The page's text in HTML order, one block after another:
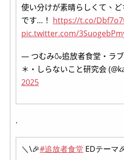
使い分けが素晴らしくて、
です…！ https://t.co/
pic.twitter.com/
— つむみ🍶追放者食堂・ラ
＊・しらないこと研究会
2025
.
＼\🎉#追放者食堂 EDテーマ